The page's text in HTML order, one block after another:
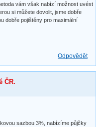
vám však nabízí možnost uvést
si můžete dovolit, jsme dobře
dobře pojištěny pro maximální
Odpovědět
ČR.
sazbou 3%, nabízíme půjčky